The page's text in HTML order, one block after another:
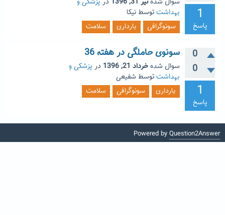
1
پاسخ
بهداشتتوسط نیکا
سونوگرافی
بارداری سلامت
0
0
1
پاسخ
سونوی حاملگی در هفته 36
سوال شدهخرداد 21, 1396 در پزشکی و
بهداشتتوسط شفیعی
بارداری
سونوگرافی سلامت
Powered by Question2Answer